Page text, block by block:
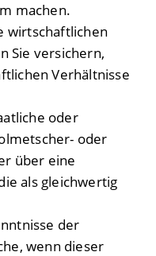
machen.
wirtschaftlichen
Sie versichern,
Verhältnisse
oder
oder
über eine
als gleichwertig
der
wenn dieser